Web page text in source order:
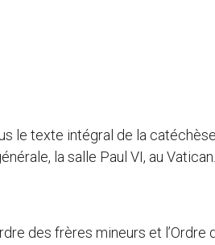
le texte intégral de la catéchèse
la salle Paul VI, au Vatican.
des frères mineurs et l’Ordre